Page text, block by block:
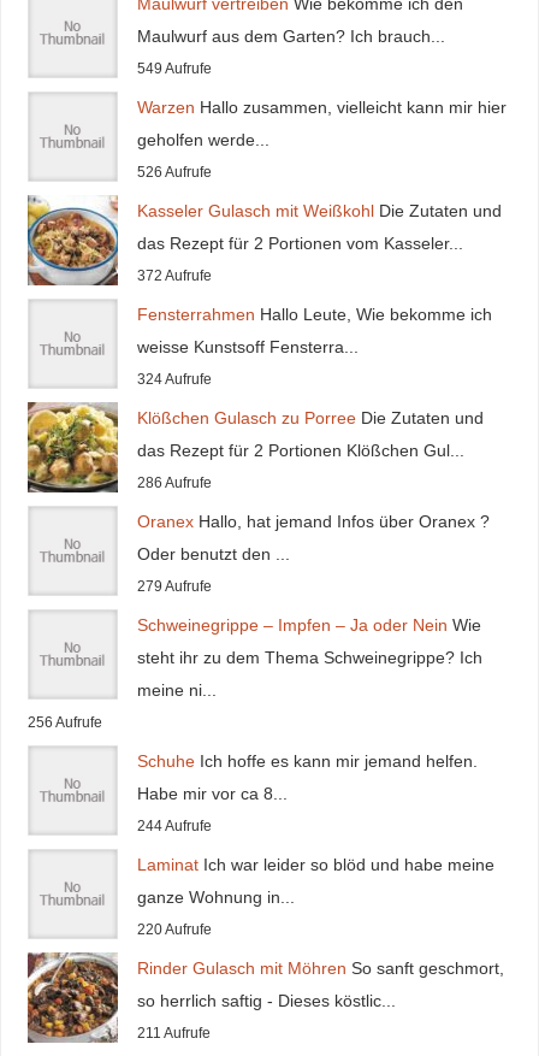
Maulwurf aus dem Garten? Ich brauch...
549 Aufrufe
Warzen Hallo zusammen, vielleicht kann mir hier
geholfen werde...
526 Aufrufe
Kasseler Gulasch mit Weißkohl Die Zutaten und
das Rezept für 2 Portionen vom Kasseler...
372 Aufrufe
Fensterrahmen Hallo Leute, Wie bekomme ich
weisse Kunstsoff Fensterra...
324 Aufrufe
Klößchen Gulasch zu Porree Die Zutaten und
das Rezept für 2 Portionen Klößchen Gul...
286 Aufrufe
Oranex Hallo, hat jemand Infos über Oranex ?
Oder benutzt den ...
279 Aufrufe
Schweinegrippe – Impfen – Ja oder Nein Wie
steht ihr zu dem Thema Schweinegrippe? Ich
meine ni...
256 Aufrufe
Schuhe Ich hoffe es kann mir jemand helfen.
Habe mir vor ca 8...
244 Aufrufe
Laminat Ich war leider so blöd und habe meine
ganze Wohnung in...
220 Aufrufe
Rinder Gulasch mit Möhren So sanft geschmort,
so herrlich saftig - Dieses köstlic...
211 Aufrufe